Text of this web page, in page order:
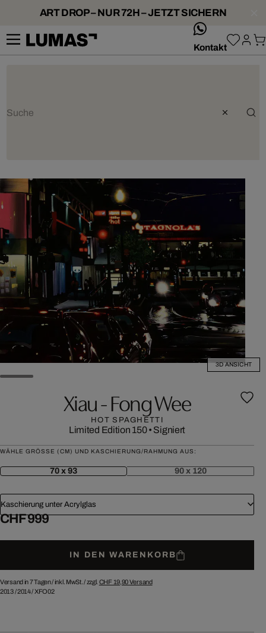
ART DROP – NUR 72H – JETZT SICHERN
Kontakt
3D ANSICHT
Xiau - Fong Wee
HOT SPAGHETTI
Limited Edition 150• Signiert
WÄHLE GRÖSSE (CM) UND KASCHIERUNG/RAHMUNG AUS:
70 x 93 90 x 120
Kaschierung unter Acrylglas
CHF 999
IN DEN WARENKORB
Versand in 7 Tagen /inkl. MwSt. / zzgl. CHF 19,90Versand
2013/2014/XFO02